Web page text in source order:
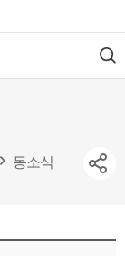
검
색
동소식